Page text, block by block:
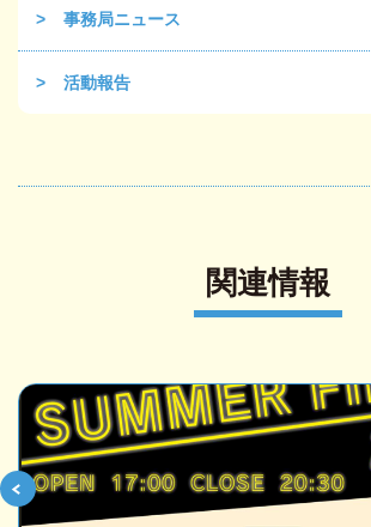
事務局ニュース
活動報告
関連情報